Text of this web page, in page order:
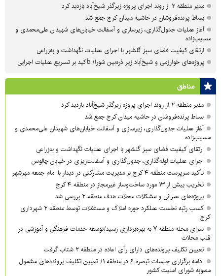
مدیر منطقه ۲ از روند اجرای پروژه زیرگذر شیخ‌آباد بازدید کرد
بساط پرنده‌فروشان در حاشیه میدان کرج جمع شد
آغاز عملیات جدول‌گذاری، زیرسازی و آسفالت خیابان‌های شهیدان علی‌محمدی و
مسیب‌زاده
ارتقای کیفیت فضای سبز گلشهر با اجرای عملیات نگهداشت و به‌زراعی
پروژه‌های خوارزمی و شیخ‌آباد زیر ذره‌بین شورا/ تأکید بر تسریع عملیات اجرایی
مناطق
مدیر منطقه ۲ از روند اجرای پروژه زیرگذر شیخ‌آباد بازدید کرد
بساط پرنده‌فروشان در حاشیه میدان کرج جمع شد
آغاز عملیات جدول‌گذاری، زیرسازی و آسفالت خیابان‌های شهیدان علی‌محمدی و
مسیب‌زاده
ارتقای کیفیت فضای سبز گلشهر با اجرای عملیات نگهداشت و به‌زراعی
اجرای عملیات لوله‌گذاری، جدول‌گذاری و آسفالت‌ریزی در خیابان چالوس
تأکید سرپرست منطقه ۴ کرج بر مدیریت مشارکتی در دیدار با امام جمعه مهرشهر
تخریب بیش از ۱۳ مورد ساخت‌وساز غیرمجاز در منطقه ۴ کرج
پروژه‌های عمرانی و مشکلات محلات هدف منطقه ۲ بررسی شد
کسب رتبه نخست عملکرد حوزه املاک و مستغلات توسط منطقه ۲ شهرداری
کرج
سرای محله منطقه ۷ به بهره‌برداری رسید/توسعه خدمات فرهنگی و آموزشی در
قلب محلات
تعیین تکلیف پرونده‌های دارای رأی اعاده در منطقه ۲ شتاب گرفت
ادامه برگزاری جلسات تبصره ۶ در منطقه ۱/ تعیین تکلیف پرونده‌های مشمول
مصوبه شورای امنیت کشور